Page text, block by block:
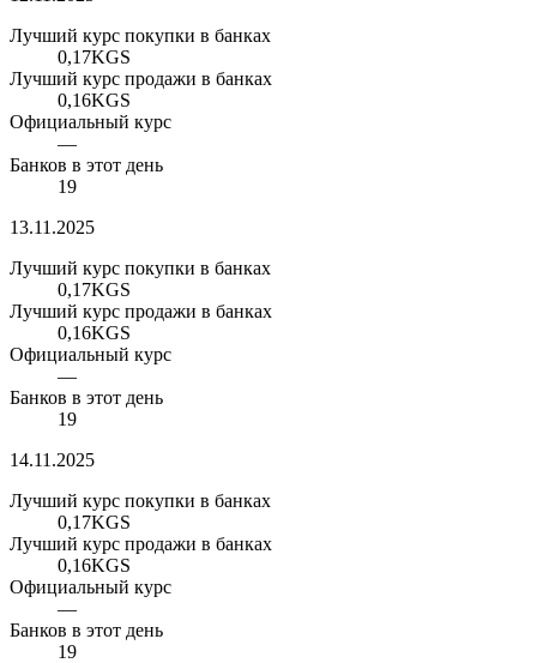
Лучший курс покупки в банках
0,17KGS
Лучший курс продажи в банках
0,16KGS
Официальный курс
—
Банков в этот день
19
13.11.2025
Лучший курс покупки в банках
0,17KGS
Лучший курс продажи в банках
0,16KGS
Официальный курс
—
Банков в этот день
19
14.11.2025
Лучший курс покупки в банках
0,17KGS
Лучший курс продажи в банках
0,16KGS
Официальный курс
—
Банков в этот день
19